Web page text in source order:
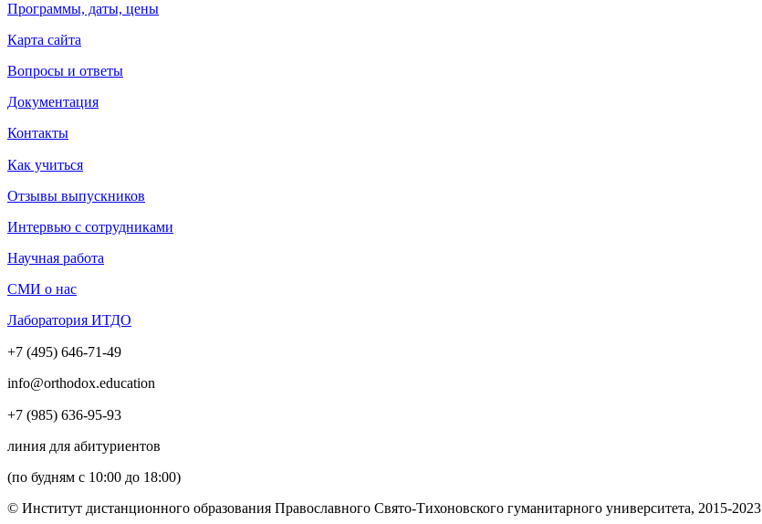
Программы, даты, цены
Карта сайта
Вопросы и ответы
Документация
Контакты
Как учиться
Отзывы выпускников
Интервью с сотрудниками
Научная работа
СМИ о нас
Лаборатория ИТДО
+7 (495) 646-71-49
info@orthodox.education
+7 (985) 636-95-93
линия для абитуриентов
(по будням с 10:00 до 18:00)
© Институт дистанционного образования Православного Свято-Тихоновского гуманитарного университета, 2015-2023